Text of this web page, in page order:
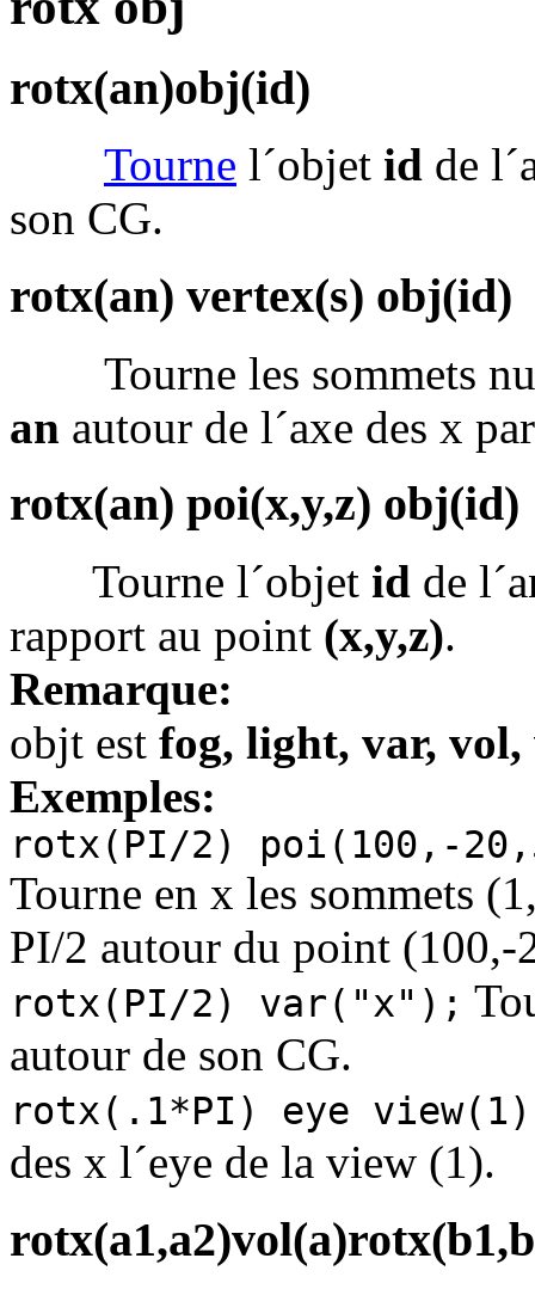
rotx(an)obj(id)
Tourne l´objet id de
son CG.
rotx(an) vertex(s) obj(id)
Tourne les sommets
an autour de l´axe des x
rotx(an) poi(x,y,z) obj(id)
Tourne l´objet id de
rapport au point (x,y,z).
Remarque:
objt est fog, light, var, vol,
Exemples:
rotx(PI/2) poi(100,-
Tourne en x les sommets
PI/2 autour du point (100,-
rotx(PI/2) var("x");
autour de son CG.
rotx(.1*PI) eye
des x l´eye de la view (1).